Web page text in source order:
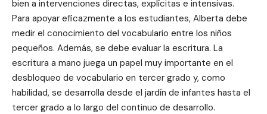
bien a intervenciones directas, explícitas e intensivas.
Para apoyar eficazmente a los estudiantes, Alberta debe
medir el conocimiento del vocabulario entre los niños
pequeños. Además, se debe evaluar la escritura. La
escritura a mano juega un papel muy importante en el
desbloqueo de vocabulario en tercer grado y, como
habilidad, se desarrolla desde el jardín de infantes hasta el
tercer grado a lo largo del continuo de desarrollo.